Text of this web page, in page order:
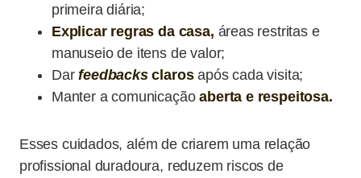
primeira diária;
Explicar regras da casa, áreas restritas e
manuseio de itens de valor;
Dar feedbacksclarosapós cada visita;
Manter a comunicaçãoaberta e respeitosa.
Esses cuidados, além de criarem uma relação
profissional duradoura, reduzem riscos de